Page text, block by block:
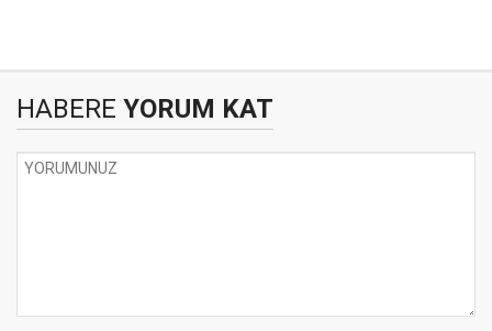
HABERE YORUM KAT